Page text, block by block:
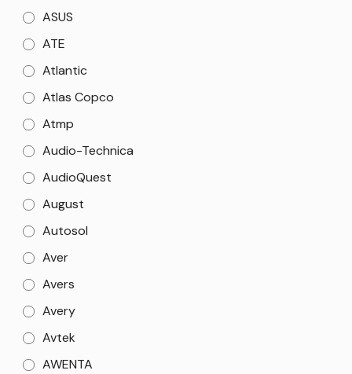
ASUS
ATE
Atlantic
Atlas Copco
Atmp
Audio-Technica
AudioQuest
August
Autosol
Aver
Avers
Avery
Avtek
AWENTA